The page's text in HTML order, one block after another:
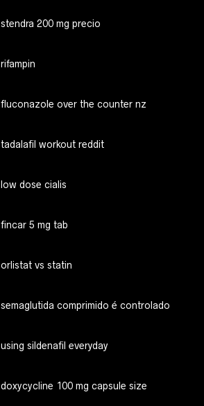
stendra 200 mg precio
rifampin
fluconazole over the counter nz
tadalafil workout reddit
low dose cialis
fincar 5 mg tab
orlistat vs statin
semaglutida comprimido é controlado
using sildenafil everyday
doxycycline 100 mg capsule size